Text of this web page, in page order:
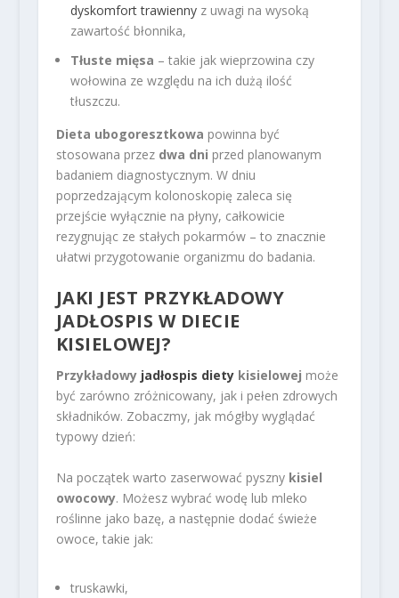
dyskomfort trawiennyz uwagi na wysoką
zawartość błonnika,
Tłuste mięsa – takie jak wieprzowina czy
wołowina ze względu na ich dużą ilość
tłuszczu.
Dieta ubogoresztkowa powinna być
stosowana przez dwa dni przed planowanym
badaniem diagnostycznym. W dniu
poprzedzającym kolonoskopię zaleca się
przejście wyłącznie na płyny, całkowicie
rezygnując ze stałych pokarmów – to znacznie
ułatwi przygotowanie organizmu do badania.
JAKI JEST PRZYKŁADOWY
JADŁOSPIS W DIECIE
KISIELOWEJ?
Przykładowy jadłospis dietykisielowej może
być zarówno zróżnicowany, jak i pełen zdrowych
składników. Zobaczmy, jak mógłby wyglądać
typowy dzień:
Na początek warto zaserwować pyszny kisiel
owocowy. Możesz wybrać wodę lub mleko
roślinne jako bazę, a następnie dodać świeże
owoce, takie jak:
truskawki,